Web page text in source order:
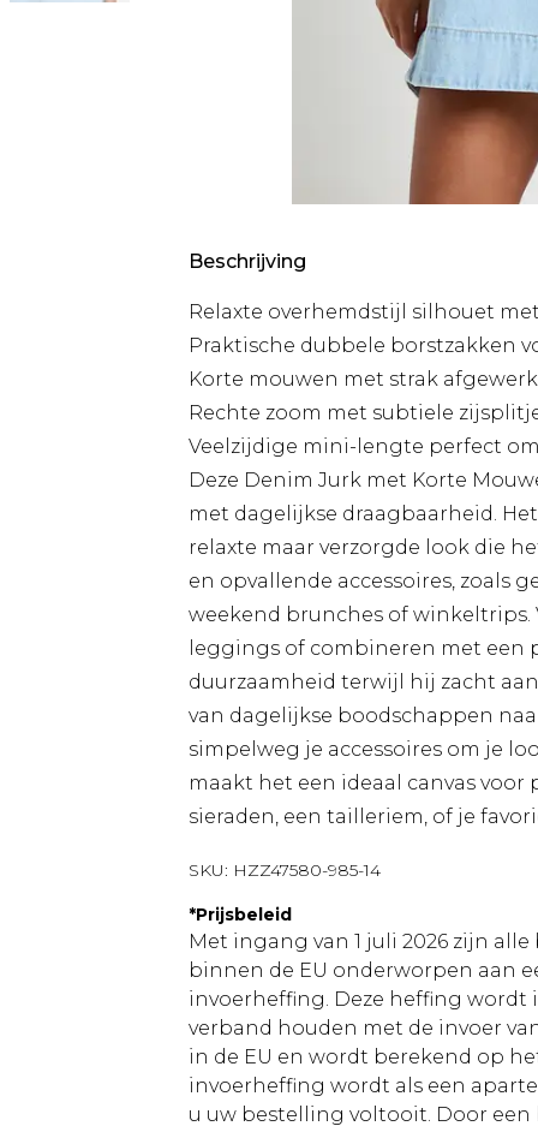
Beschrijving
Relaxte overhemdstijl silhouet
Praktische dubbele borstzakken
Korte mouwen met strak
Rechte zoom met subtiele
Veelzijdige mini-lengte perfect
Deze Denim Jurk met Korte
met dagelijkse draagbaarheid.
relaxte maar verzorgde look die
en opvallende accessoires, zoals
weekend brunches of winkeltrips.
leggings of combineren met een
duurzaamheid terwijl hij zacht
van dagelijkse boodschappen
simpelweg je accessoires om je
maakt het een ideaal canvas
sieraden, een tailleriem, of je
SKU: HZZ47580-985-14
*Prijsbeleid
Met ingang van 1 juli 2026 zijn
binnen de EU onderworpen aan
invoerheffing. Deze heffing
verband houden met de invoer
in de EU en wordt berekend op
invoerheffing wordt als een
u uw bestelling voltooit. Door